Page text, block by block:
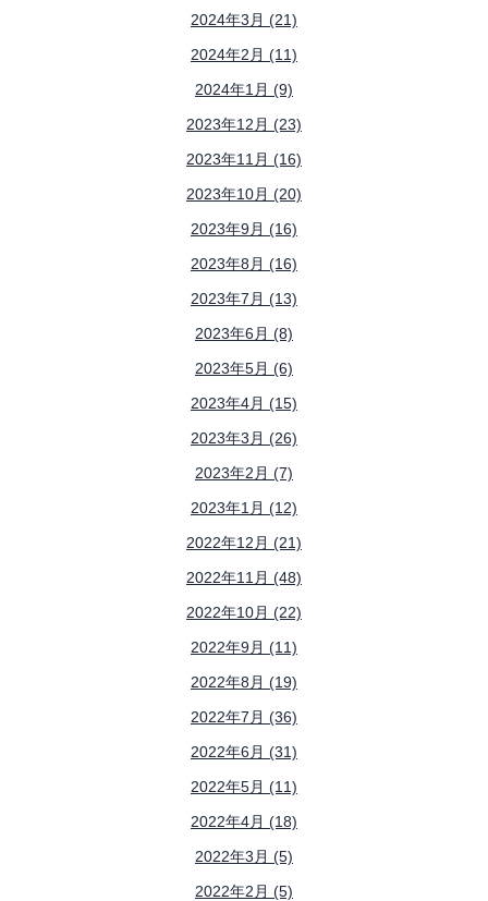
2024年3月 (21)
2024年2月 (11)
2024年1月 (9)
2023年12月 (23)
2023年11月 (16)
2023年10月 (20)
2023年9月 (16)
2023年8月 (16)
2023年7月 (13)
2023年6月 (8)
2023年5月 (6)
2023年4月 (15)
2023年3月 (26)
2023年2月 (7)
2023年1月 (12)
2022年12月 (21)
2022年11月 (48)
2022年10月 (22)
2022年9月 (11)
2022年8月 (19)
2022年7月 (36)
2022年6月 (31)
2022年5月 (11)
2022年4月 (18)
2022年3月 (5)
2022年2月 (5)